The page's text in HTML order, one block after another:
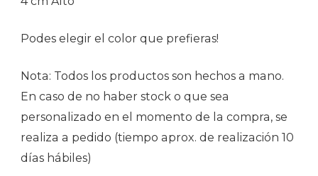
Podes elegir el color que prefieras!
Nota: Todos los productos son hechos a mano.
En caso de no haber stock o que sea
personalizado en el momento de la compra, se
realiza a pedido (tiempo aprox. de realización 10
días hábiles)